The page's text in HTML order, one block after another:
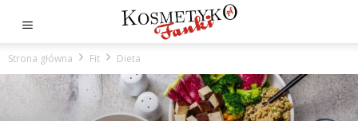
Strona główna Fit Dieta